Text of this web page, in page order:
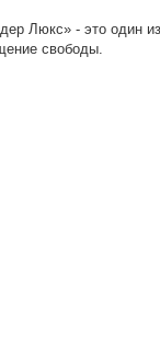
Люкс» - это один
свободы.